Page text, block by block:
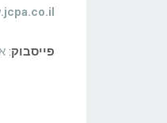
פייסבוק: